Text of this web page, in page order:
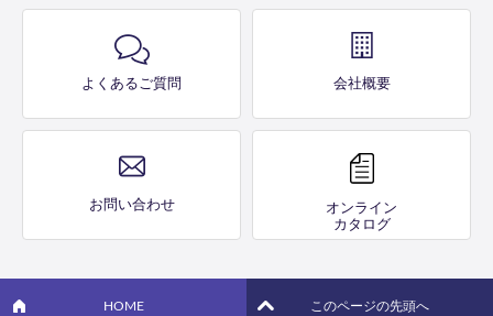
よくあるご質問 会社概要
お問い合わせ
オンライン
カタログ
HOME このページの先頭へ